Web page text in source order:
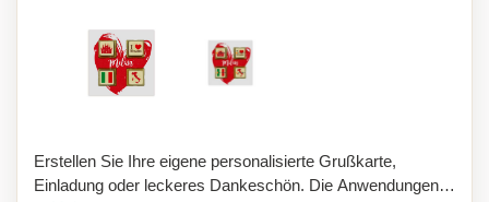
Erstellen Sie Ihre eigene personalisierte Grußkarte,
Einladung oder leckeres Dankeschön. Die Anwendungen